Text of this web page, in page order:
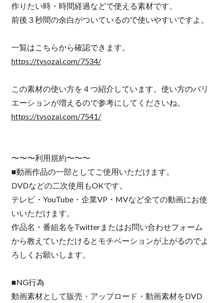
作りたい時・時間経過などで使える素材です。
前後３秒間の余白がついているので使いやすいですよ。
一覧はこちらから確認できます。
https://tvsozai.com/7534/
この素材の使い方を４つ紹介しています。使い方のバリ
エーションが増えるので参考にしてくださいね。
https://tvsozai.com/7541/
〜〜〜利用規約〜〜〜
■動画作品の一部としてご使用いただけます。
DVDなどの二次使用もOKです。
テレビ・YouTube・企業VP・MVなど全ての動画にお使
いいただけます。
作品名・番組名をTwitterまたはお問い合わせフォーム
から教えていただけるとモチベーションが上がるのでよ
ろしくお願いします。
■NG行為
動画素材として販売・アップロード・動画素材をDVD